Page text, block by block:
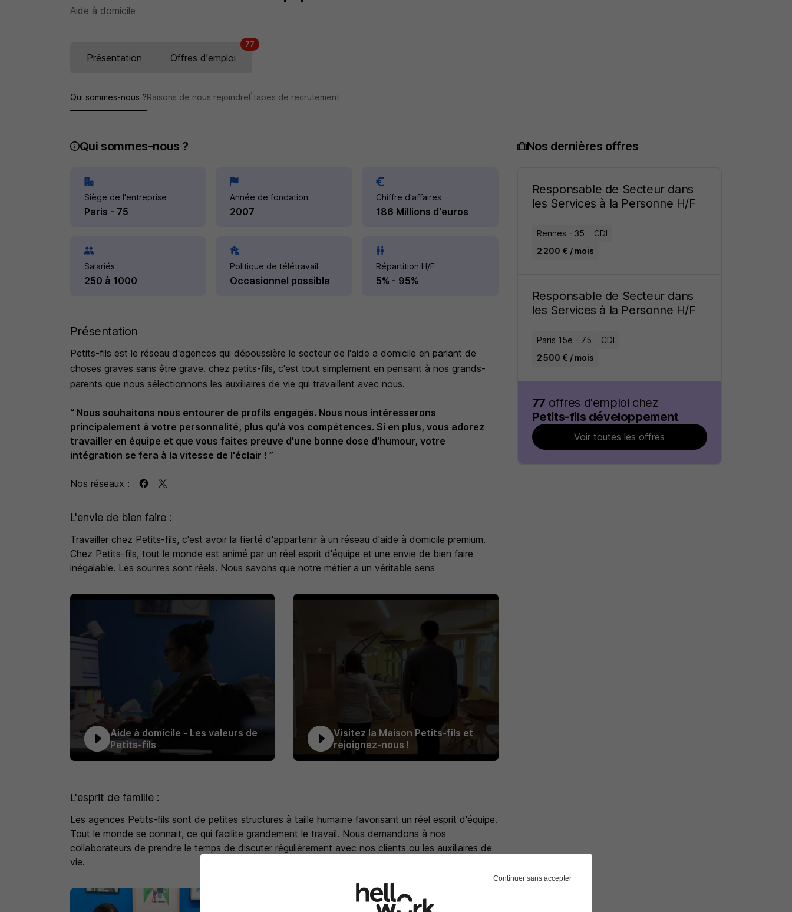
Aide à domicile
Présentation Offres d'emploi
77
Qui sommes-nous ?Raisons de nous rejoindreÉtapes de recrutement
Qui sommes-nous ?
Siège de l'entreprise
Paris - 75
Année de fondation
2007
Chiffre d'affaires
186 Millions d'euros
Salariés
250 à 1000
Politique de télétravail
Occasionnel possible
Répartition H/F
5% - 95%
Présentation
Petits-fils est le réseau d'agences qui dépoussière le secteur de l'aide a domicile en parlant de
choses graves sans être grave. chez petits-fils, c'est tout simplement en pensant à nos grands-
parents que nous sélectionnons les auxiliaires de vie qui travaillent avec nous.
“ Nous souhaitons nous entourer de profils engagés. Nous nous intéresserons
principalement à votre personnalité, plus qu'à vos compétences. Si en plus, vous adorez
travailler en équipe et que vous faites preuve d'une bonne dose d'humour, votre
intégration se fera à la vitesse de l'éclair ! ”
Nos réseaux :
L'envie de bien faire :
Travailler chez Petits-fils, c'est avoir la fierté d'appartenir à un réseau d'aide à domicile premium.
Chez Petits-fils, tout le monde est animé par un réel esprit d'équipe et une envie de bien faire
inégalable. Les sourires sont réels. Nous savons que notre métier a un véritable sens
Aide à domicile - Les valeurs de
Petits-fils
Visitez la Maison Petits-fils et
rejoignez-nous !
L'esprit de famille :
Les agences Petits-fils sont de petites structures à taille humaine favorisant un réel esprit d'équipe.
Tout le monde se connait, ce qui facilite grandement le travail. Nous demandons à nos
collaborateurs de prendre le temps de discuter régulièrement avec nos clients ou les auxiliaires de
vie.
Nos dernières offres
Responsable de Secteur dans
les Services à la Personne H/F
Rennes - 35
CDI
2 200 € / mois
Responsable de Secteur dans
les Services à la Personne H/F
Paris 15e - 75
CDI
2 500 € / mois
77 offres d'emploi chez
Petits-fils développement
Voir toutes les offres
Continuer sans accepter